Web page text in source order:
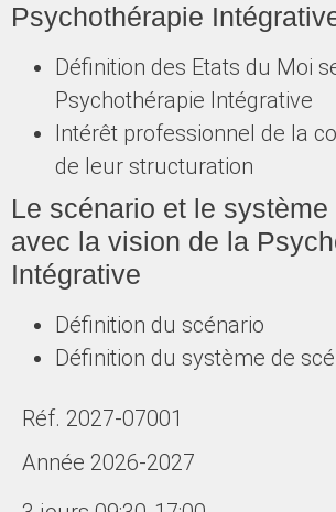
Psychothérapie
Définition des Etats du Moi
Psychothérapie Intégrative
Intérêt professionnel de la
de leur structuration
Le scénario et le
avec la vision de la
Intégrative
Définition du scénario
Définition du système de
Réf. 2027-07001
Année 2026-2027